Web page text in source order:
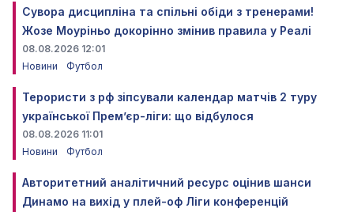
Сувора дисципліна та спільні обіди з тренерами!
Жозе Моуріньо докорінно змінив правила у Реалі
08.08.2026 12:01
Новини
Футбол
Терористи з рф зіпсували календар матчів 2 туру
української Прем’єр-ліги: що відбулося
08.08.2026 11:01
Новини
Футбол
Авторитетний аналітичний ресурс оцінив шанси
Динамо на вихід у плей-оф Ліги конференцій